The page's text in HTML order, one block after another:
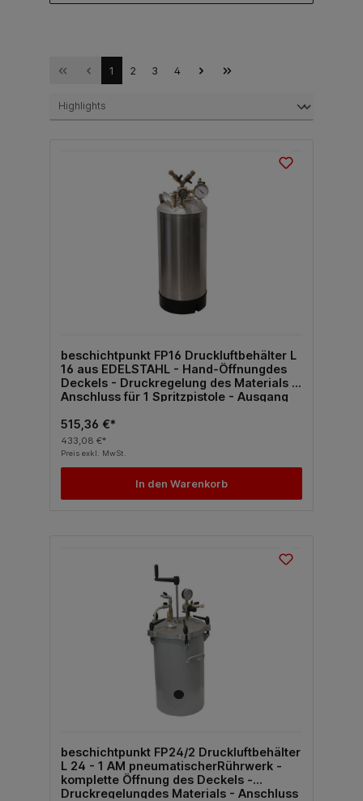
1 2 3 4
beschichtpunkt FP16 Druckluftbehälter L
16 aus EDELSTAHL - Hand-Öffnungdes
Deckels - Druckregelung des Materials -
Anschluss für 1 Spritzpistole - Ausgang
515,36 €*
433,08 €*
Preis exkl. MwSt.
In den Warenkorb
beschichtpunkt FP24/2 Druckluftbehälter
L 24 - 1 AM pneumatischerRührwerk -
komplette Öffnung des Deckels -
Druckregelungdes Materials - Anschluss